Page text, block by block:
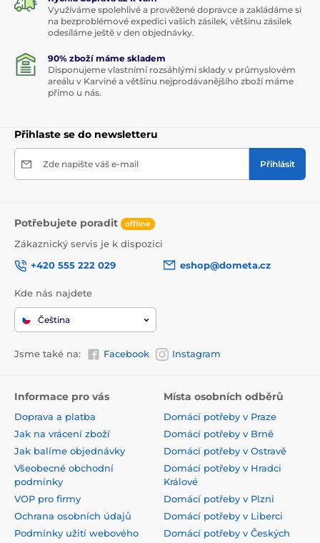
Využíváme spolehlivé a prověžené dopravce a zakládáme si
na bezproblémové expedici vašich zásilek, většinu zásilek
odesíláme ještě v den objednávky.
90% zboží máme skladem
Disponujeme vlastními rozsáhlými sklady v průmyslovém
areálu v Karviné a většinu nejprodávanějšího zboží máme
přímo u nás.
Přihlaste se do newsletteru
Zde napište váš e-mail Přihlásit
Potřebujete poradit offline
Zákaznický servis je k dispozici
+420 555 222 029
eshop@dometa.cz
Kde nás najdete
Čeština
Jsme také na: Facebook Instagram
Informace pro vás
Doprava a platba
Jak na vrácení zboží
Jak balíme objednávky
Všeobecné obchodní
podmínky
VOP pro firmy
Ochrana osobních údajů
Podmínky užití webového
Místa osobních odběrů
Domácí potřeby v Praze
Domácí potřeby v Brně
Domácí potřeby v Ostravě
Domácí potřeby v Hradci
Králové
Domácí potřeby v Plzni
Domácí potřeby v Liberci
Domácí potřeby v Českých